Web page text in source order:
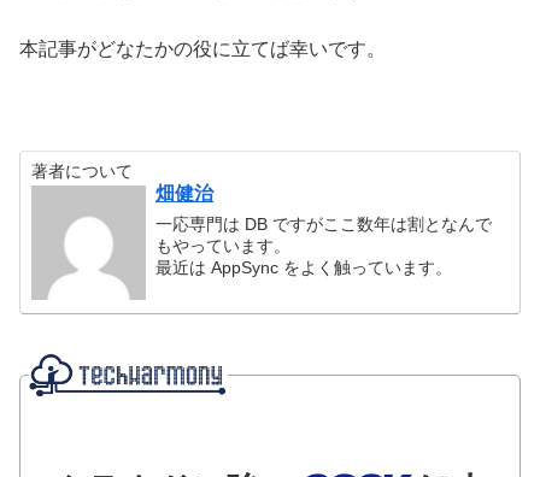
本記事がどなたかの役に立てば幸いです。
著者について
畑健治
一応専門は DB ですがここ数年は割となんで
もやっています。
最近は AppSync をよく触っています。